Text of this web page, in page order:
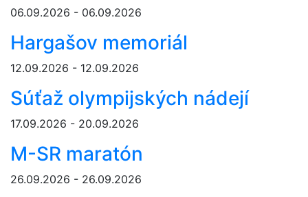
06.09.2026 - 06.09.2026
Hargašov memoriál
12.09.2026 - 12.09.2026
Súťaž olympijských nádejí
17.09.2026 - 20.09.2026
M-SR maratón
26.09.2026 - 26.09.2026